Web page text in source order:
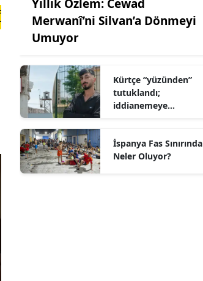
Yıllık Özlem: Cewad
Merwanî’ni Silvan’a Dönmeyi
Umuyor
Kürtçe “yüzünden”
tutuklandı;
iddianemeye
İspanya Fas Sınırında
Neler Oluyor?